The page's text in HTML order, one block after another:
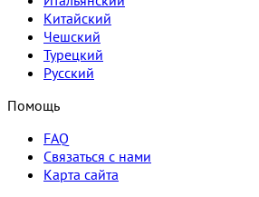
Китайский
Чешский
Турецкий
Русский
Помощь
FAQ
Связаться с нами
Карта сайта